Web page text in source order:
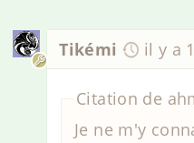
Tikémi il y a
Citation de
Je ne m'y